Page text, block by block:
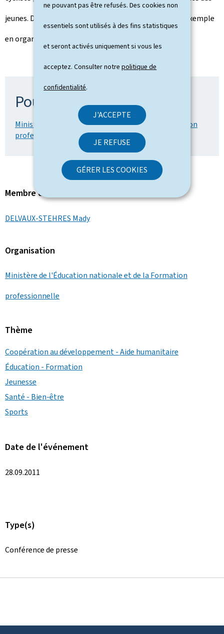
ne pouvant pas être refusés. Des cookies non
essentiels sont utilisés à des fins statistiques
et seront activés uniquement si vous les
acceptez. Consulter notrepolitique de
confidentialité.
J'ACCEPTE
JE REFUSE
GÉRER LES COOKIES
jeunes. Des élèves de ce lycée ont également donné l’exemple
en organisant un distributeur de chocolat équitable.
Pour en savoir plus
Ministère de l'Education nationale et de la Formation
professionnelle
Membre du gouvernement
DELVAUX-STEHRES Mady
Organisation
Ministère de l'Éducation nationale et de la Formation
professionnelle
Thème
Coopération au développement - Aide humanitaire
Éducation - Formation
Jeunesse
Santé - Bien-être
Sports
Date de l'événement
28.09.2011
Type(s)
Conférence de presse